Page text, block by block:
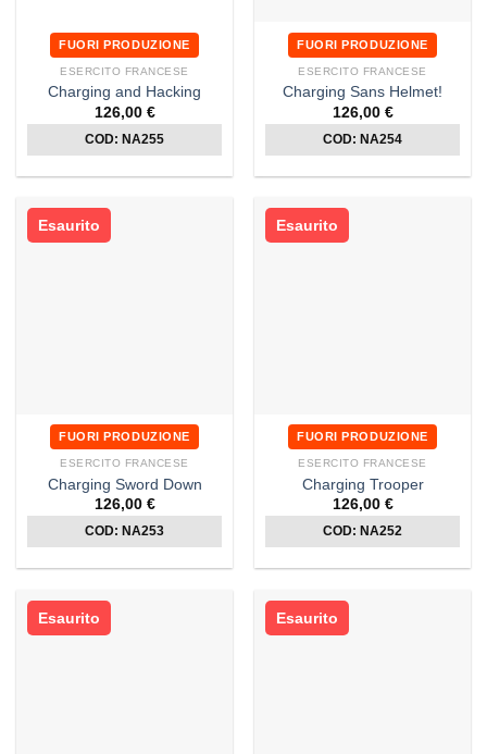
FUORI PRODUZIONE
ESERCITO FRANCESE
Charging and Hacking
126,00 €
COD: NA255
FUORI PRODUZIONE
ESERCITO FRANCESE
Charging Sans Helmet!
126,00 €
COD: NA254
Esaurito
FUORI PRODUZIONE
ESERCITO FRANCESE
Charging Sword Down
126,00 €
COD: NA253
Esaurito
FUORI PRODUZIONE
ESERCITO FRANCESE
Charging Trooper
126,00 €
COD: NA252
Esaurito Esaurito